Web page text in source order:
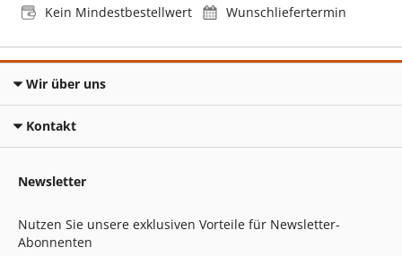
Kein Mindestbestellwert
Wunschliefertermin
Wir über uns
Kontakt
Newsletter
Nutzen Sie unsere exklusiven Vorteile für Newsletter-
Abonnenten